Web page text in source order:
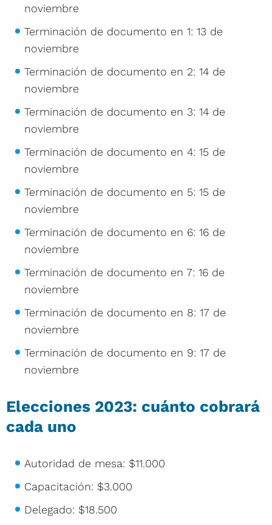
noviembre
Terminación de documento en 1: 13 de
noviembre
Terminación de documento en 2: 14 de
noviembre
Terminación de documento en 3: 14 de
noviembre
Terminación de documento en 4: 15 de
noviembre
Terminación de documento en 5: 15 de
noviembre
Terminación de documento en 6: 16 de
noviembre
Terminación de documento en 7: 16 de
noviembre
Terminación de documento en 8: 17 de
noviembre
Terminación de documento en 9: 17 de
noviembre
Elecciones 2023: cuánto cobrará
cada uno
Autoridad de mesa: $11.000
Capacitación: $3.000
Delegado: $18.500